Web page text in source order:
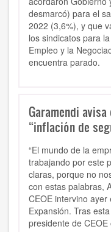
desmarcó) para el
2022 (3,6%), y que
los sindicatos para
Empleo y la
encuentra parado.
Garamendi
“inflación de
“El mundo de la
trabajando por este
claras, porque no
con estas palabras,
CEOE intervino
Expansión. Tras
presidente de